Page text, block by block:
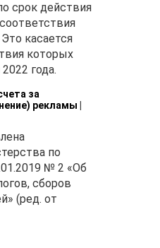
срок действия
касается
которых
года.
за
рекламы
по
№ 2 «Об
сборов
(ред. от